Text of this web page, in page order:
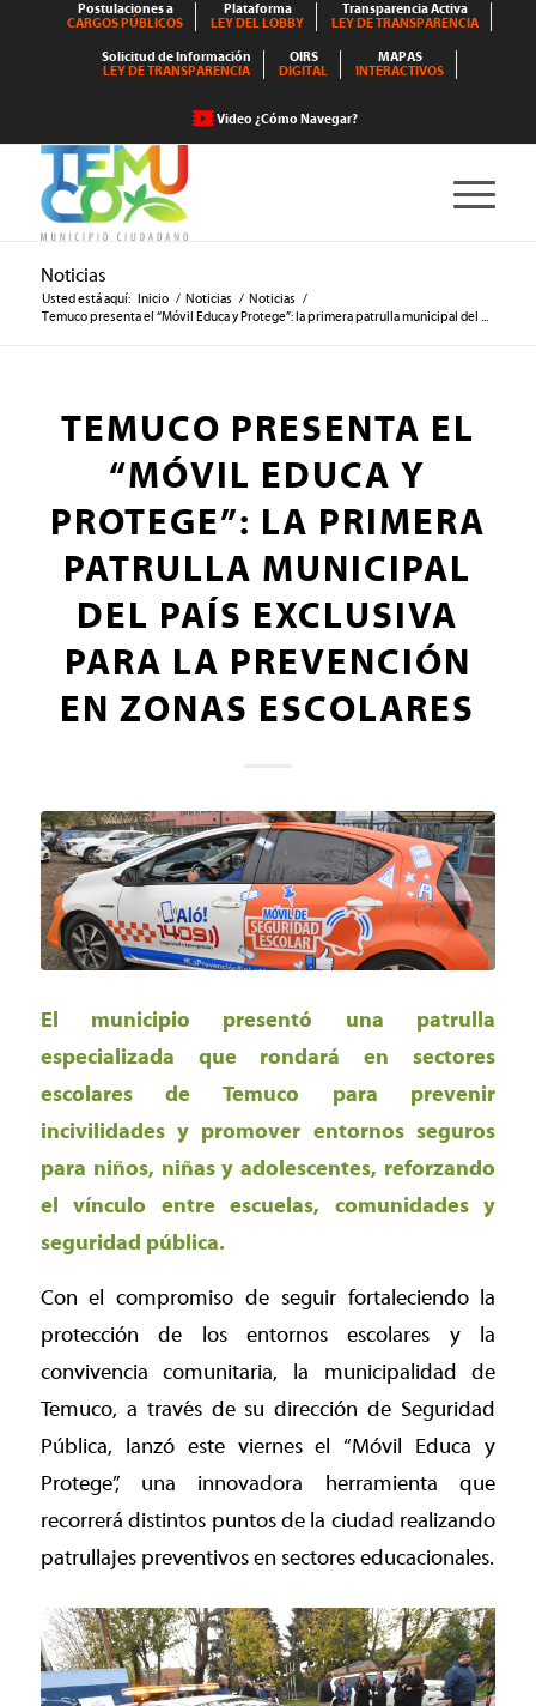
Postulaciones a
CARGOS PÚBLICOS
Plataforma
LEY DEL LOBBY
Transparencia Activa
LEY DE TRANSPARENCIA
Solicitud de Información
LEY DE TRANSPARENCIA
OIRS
DIGITAL
MAPAS
INTERACTIVOS
Video ¿Cómo Navegar?
Noticias
Usted está aquí: Inicio / Noticias / Noticias /
Temuco presenta el “Móvil Educa y Protege”: la primera patrulla municipal del ...
TEMUCO PRESENTA EL
“MÓVIL EDUCA Y
PROTEGE”: LA PRIMERA
PATRULLA MUNICIPAL
DEL PAÍS EXCLUSIVA
PARA LA PREVENCIÓN
EN ZONAS ESCOLARES
El municipio presentó una patrulla
especializada que rondará en sectores
escolares de Temuco para prevenir
incivilidades y promover entornos seguros
para niños, niñas y adolescentes, reforzando
el vínculo entre escuelas, comunidades y
seguridad pública.
Con el compromiso de seguir fortaleciendo la
protección de los entornos escolares y la
convivencia comunitaria, la municipalidad de
Temuco, a través de su dirección de Seguridad
Pública, lanzó este viernes el “Móvil Educa y
Protege”, una innovadora herramienta que
recorrerá distintos puntos de la ciudad realizando
patrullajes preventivos en sectores educacionales.